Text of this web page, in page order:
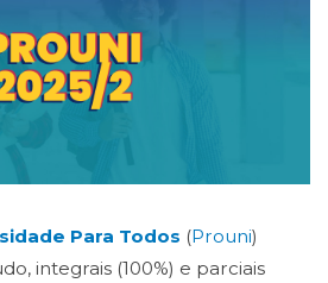
Para Todos (Prouni)
integrais (100%) e parciais